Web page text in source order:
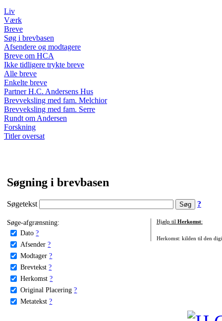
Liv
Værk
Breve
Søg i brevbasen
Afsendere og modtagere
Breve om HCA
Ikke tidligere trykte breve
Alle breve
Enkelte breve
Partner H.C. Andersens Hus
Brevveksling med fam. Melchior
Brevveksling med fam. Serre
Rundt om Andersen
Forskning
Titler oversat
Søgning i brevbasen
Søgetekst ?
Søge-afgrænsning:
Dato ?
Afsender ?
Modtager ?
Brevtekst ?
Herkomst ?
Original Placering ?
Metatekst ?
Hjælp til Herkomst:
Herkomst: kilden til den